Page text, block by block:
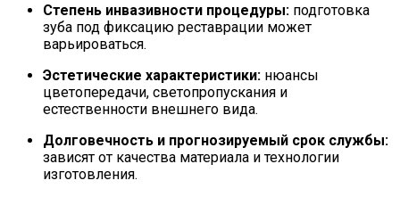
Степень инвазивности процедуры: подготовка
зуба под фиксацию реставрации может
варьироваться.
Эстетические характеристики: нюансы
цветопередачи, светопропускания и
естественности внешнего вида.
Долговечность и прогнозируемый срок службы:
зависят от качества материала и технологии
изготовления.